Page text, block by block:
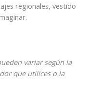
regionales, vestido
variar según la
que utilices o la